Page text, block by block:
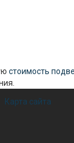
стоимость
Карта сайта